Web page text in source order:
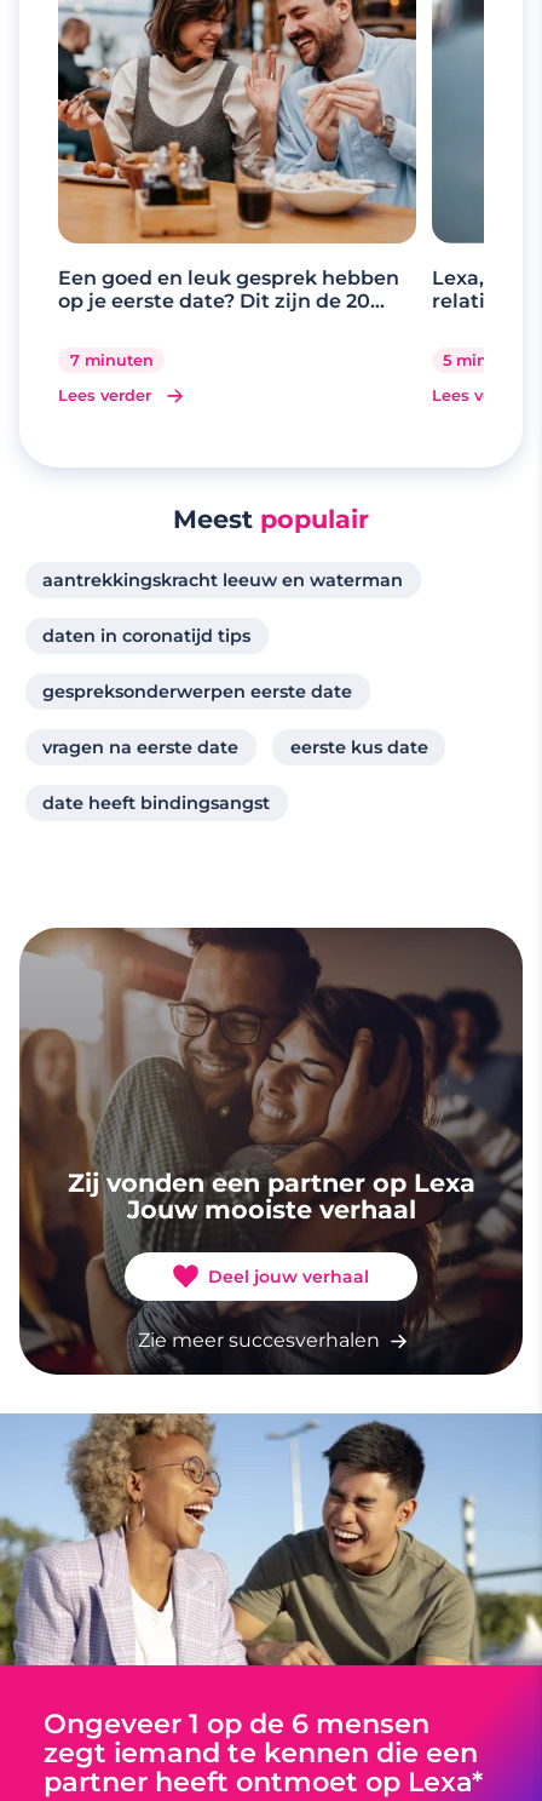
Een goed en leuk gesprek hebben
op je eerste date? Dit zijn de 20
7 minuten
Lees verder
Lexa, de
relaties
5 minuten
Lees verder
Meest populair
aantrekkingskracht leeuw en waterman
daten in coronatijd tips
gespreksonderwerpen eerste date
vragen na eerste date eerste kus date
date heeft bindingsangst
Zij vonden een partner op Lexa
Jouw mooiste verhaal
Deel jouw verhaal
Zie meer succesverhalen
Ongeveer 1 op de 6 mensen
zegt iemand te kennen die een
partner heeft ontmoet op Lexa*